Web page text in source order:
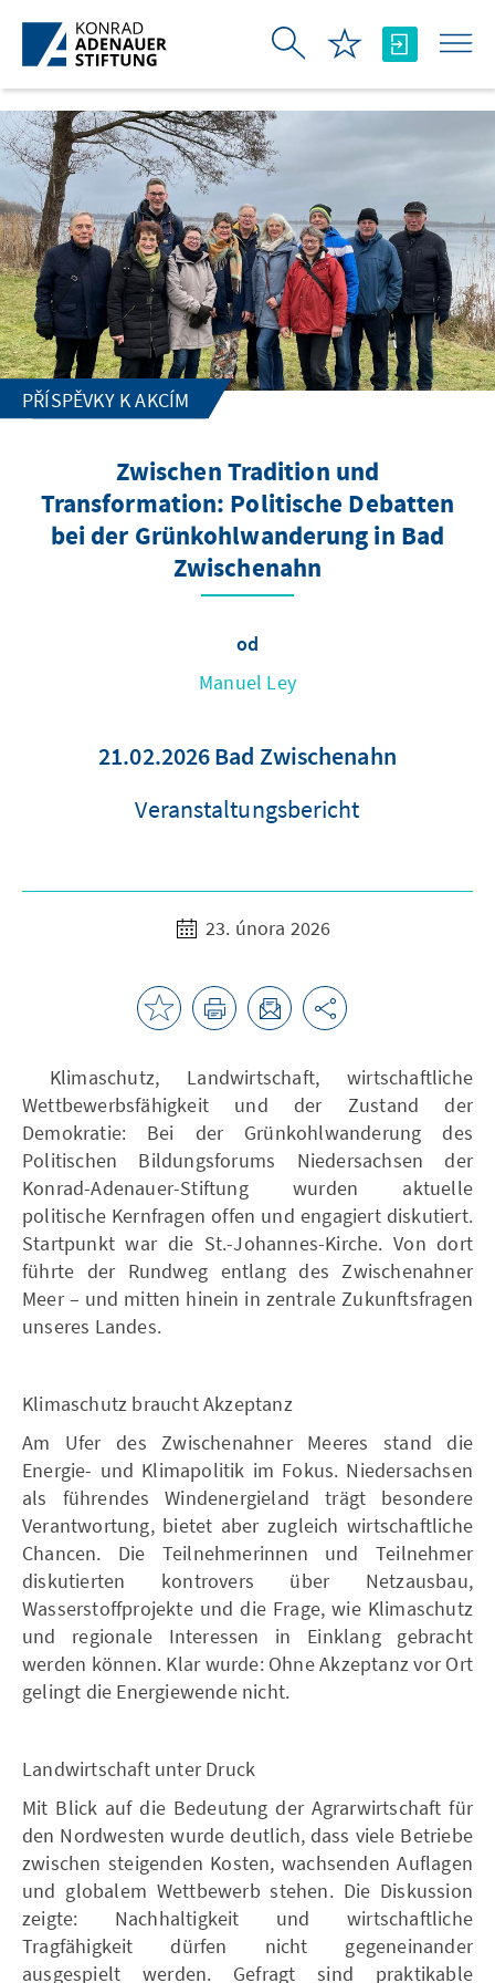
Skip to Main Content
PŘÍSPĚVKY K AKCÍM
Zwischen Tradition und
Transformation: Politische Debatten
bei der Grünkohlwanderung in Bad
Zwischenahn
od
Manuel Ley
21.02.2026 Bad Zwischenahn
Veranstaltungsbericht
23. února 2026
Klimaschutz, Landwirtschaft, wirtschaftliche
Wettbewerbsfähigkeit und der Zustand der
Demokratie: Bei der Grünkohlwanderung des
Politischen Bildungsforums Niedersachsen der
Konrad-Adenauer-Stiftung wurden aktuelle
politische Kernfragen offen und engagiert diskutiert.
Startpunkt war die St.-Johannes-Kirche. Von dort
führte der Rundweg entlang des Zwischenahner
Meer – und mitten hinein in zentrale Zukunftsfragen
unseres Landes.
Klimaschutz braucht Akzeptanz
Am Ufer des Zwischenahner Meeres stand die
Energie- und Klimapolitik im Fokus. Niedersachsen
als führendes Windenergieland trägt besondere
Verantwortung, bietet aber zugleich wirtschaftliche
Chancen. Die Teilnehmerinnen und Teilnehmer
diskutierten kontrovers über Netzausbau,
Wasserstoffprojekte und die Frage, wie Klimaschutz
und regionale Interessen in Einklang gebracht
werden können. Klar wurde: Ohne Akzeptanz vor Ort
gelingt die Energiewende nicht.
Landwirtschaft unter Druck
Mit Blick auf die Bedeutung der Agrarwirtschaft für
den Nordwesten wurde deutlich, dass viele Betriebe
zwischen steigenden Kosten, wachsenden Auflagen
und globalem Wettbewerb stehen. Die Diskussion
zeigte: Nachhaltigkeit und wirtschaftliche
Tragfähigkeit dürfen nicht gegeneinander
ausgespielt werden. Gefragt sind praktikable